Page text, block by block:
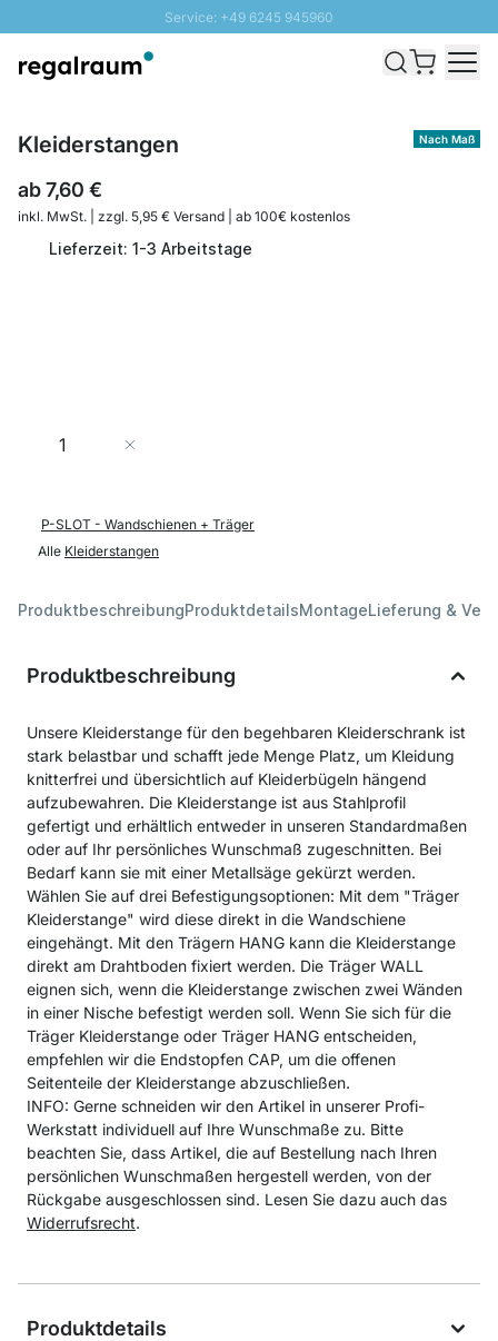
Service: +49 6245 945960
Schnelle Lieferung - Gratis Versand ab 100€
Nach Maß
Kleiderstangen
ab7,60 €
inkl. MwSt. | zzgl. 5,95 € Versand | ab 100€ kostenlos
Lieferzeit: 1-3 Arbeitstage
Menge
P-SLOT - Wandschienen + Träger
Alle Kleiderstangen
ProduktbeschreibungProduktdetailsMontageLieferung &
Produktbeschreibung
Unsere Kleiderstange für den begehbaren Kleiderschrank ist
stark belastbar und schafft jede Menge Platz, um Kleidung
knitterfrei und übersichtlich auf Kleiderbügeln hängend
aufzubewahren. Die Kleiderstange ist aus Stahlprofil
gefertigt und erhältlich entweder in unseren Standardmaßen
oder auf Ihr persönliches Wunschmaß zugeschnitten. Bei
Bedarf kann sie mit einer Metallsäge gekürzt werden.
Wählen Sie auf drei Befestigungsoptionen: Mit dem "Träger
Kleiderstange" wird diese direkt in die Wandschiene
eingehängt. Mit den Trägern HANG kann die Kleiderstange
direkt am Drahtboden fixiert werden. Die Träger WALL
eignen sich, wenn die Kleiderstange zwischen zwei Wänden
in einer Nische befestigt werden soll. Wenn Sie sich für die
Träger Kleiderstange oder Träger HANG entscheiden,
empfehlen wir die Endstopfen CAP, um die offenen
Seitenteile der Kleiderstange abzuschließen.
INFO: Gerne schneiden wir den Artikel in unserer Profi-
Werkstatt individuell auf Ihre Wunschmaße zu. Bitte
beachten Sie, dass Artikel, die auf Bestellung nach Ihren
persönlichen Wunschmaßen hergestell werden, von der
Rückgabe ausgeschlossen sind. Lesen Sie dazu auch das
Widerrufsrecht.
Produktdetails